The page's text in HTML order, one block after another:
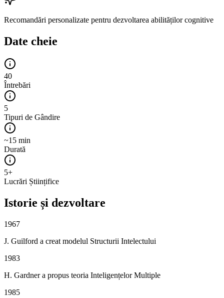
Recomandări personalizate pentru dezvoltarea abilităților cognitive
Date cheie
40
Întrebări
5
Tipuri de Gândire
~15 min
Durată
5+
Lucrări Științifice
Istorie și dezvoltare
1967
J. Guilford a creat modelul Structurii Intelectului
1983
H. Gardner a propus teoria Inteligențelor Multiple
1985